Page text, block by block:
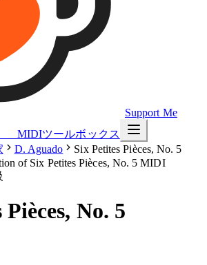
Support Me
MIDIツールボックス
D. Aguado Six Petites Pièces, No. 5
No. 5